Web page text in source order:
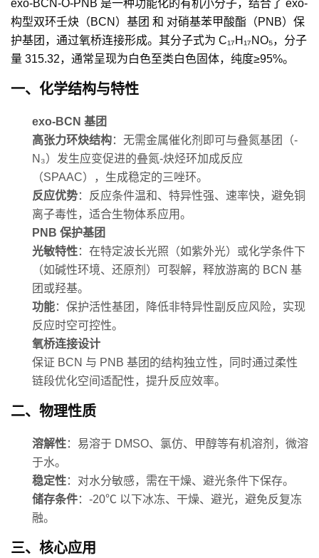
exo-BCN-O-PNB 是一种功能化的有机小分子，结合了 exo-
构型双环壬炔（BCN）基团 和 对硝基苯甲酸酯（PNB）保
护基团 ，通过氧桥连接形成。其分子式为 C₁₇H₁₇NO₅，分子
量 315.32，通常呈现为白色至类白色固体，纯度≥95%。
一、化学结构与特性
exo-BCN 基团
高张力环炔结构：无需金属催化剂即可与叠氮基团（-
N₃）发生应变促进的叠氮-炔烃环加成反应
（SPAAC），生成稳定的三唑环。
反应优势：反应条件温和、特异性强、速率快，避免铜
离子毒性，适合生物体系应用。
PNB 保护基团
光敏特性：在特定波长光照（如紫外光）或化学条件下
（如碱性环境、还原剂）可裂解，释放游离的 BCN 基
团或羟基。
功能：保护活性基团，降低非特异性副反应风险，实现
反应时空可控性。
氧桥连接设计
保证 BCN 与 PNB 基团的结构独立性，同时通过柔性
链段优化空间适配性，提升反应效率。
二、物理性质
溶解性：易溶于 DMSO、氯仿、甲醇等有机溶剂，微溶
于水。
稳定性：对水分敏感，需在干燥、避光条件下保存。
储存条件：-20℃ 以下冰冻、干燥、避光，避免反复冻
融。
三、核心应用